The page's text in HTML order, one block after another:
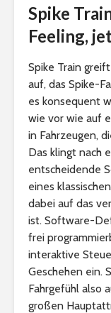
Spike
Feeling,
Spike Train
auf, das Spike-
es konsequent
wie vor wie auf
in Fahrzeugen,
Das klingt nach
entscheidende
eines
dabei auf das
ist. Software-
frei
interaktive
Geschehen ein.
Fahrgefühl also
großen